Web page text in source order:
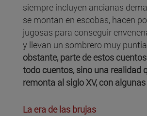
siempre incluyen ancianas
se montan en escobas, hacen
jugosas para conseguir
y llevan un sombrero muy
obstante, parte de estos
todo cuentos, sino una realidad
remonta al siglo XV, con
La era de las brujas